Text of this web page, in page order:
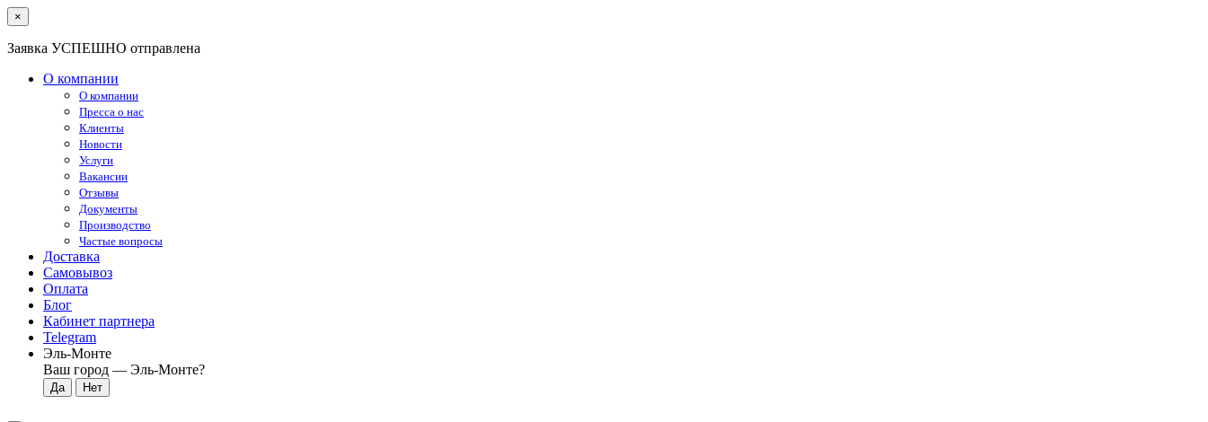
×
Заявка УСПЕШНО отправлена
О компании
О компании
Пресса о нас
Клиенты
Новости
Услуги
Вакансии
Отзывы
Документы
Производство
Частые вопросы
Доставка
Самовывоз
Оплата
Блог
Кабинет партнера
Telegram
Эль-Монте
Ваш город — Эль-Монте?